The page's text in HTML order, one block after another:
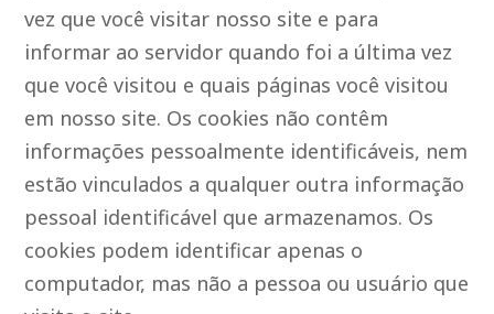
vez que você visitar nosso site e para
informar ao servidor quando foi a última vez
que você visitou e quais páginas você visitou
em nosso site. Os cookies não contêm
informações pessoalmente identificáveis, nem
estão vinculados a qualquer outra informação
pessoal identificável que armazenamos. Os
cookies podem identificar apenas o
computador, mas não a pessoa ou usuário que